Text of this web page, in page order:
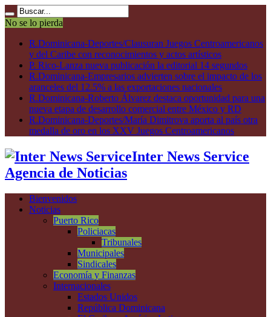
No se lo pierda
R.Dominicana-Deportes/Clausuran Juegos Centroamericanos
y del Caribe con reconocimientos y actos artísticos
P. Rico-Lanza nueva publicación la editorial 14 segundos
R.Dominicana-Empresarios advierten sobre el impacto de los
aranceles del 12.5% a las exportaciones nacionales
R.Dominicana-Roberto Álvarez destaca oportunidad para una
nueva etapa de desarrollo comercial entre México y RD
R.Dominicana-Deportes/María Dimitrova aporta al país otra
medalla de oro en los XXV Juegos Centroamericanos
Inter News Service
Agencia de Noticias
Bienvenidos
Noticias
Puerto Rico
Policiacas
Tribunales
Municipales
Sindicales
Economía y Finanzas
Internacionales
Estados Unidos
República Dominicana